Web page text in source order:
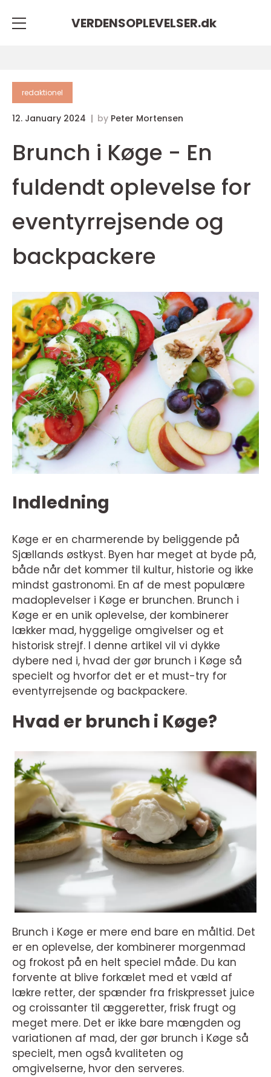
VERDENSOPLEVELSER.dk
redaktionel
12. January 2024 by Peter Mortensen
Brunch i Køge - En
fuldendt oplevelse for
eventyrrejsende og
backpackere
Indledning
Køge er en charmerende by beliggende på
Sjællands østkyst. Byen har meget at byde på,
både når det kommer til kultur, historie og ikke
mindst gastronomi. En af de mest populære
madoplevelser i Køge er brunchen. Brunch i
Køge er en unik oplevelse, der kombinerer
lækker mad, hyggelige omgivelser og et
historisk strejf. I denne artikel vil vi dykke
dybere ned i, hvad der gør brunch i Køge så
specielt og hvorfor det er et must-try for
eventyrrejsende og backpackere.
Hvad er brunch i Køge?
Brunch i Køge er mere end bare en måltid. Det
er en oplevelse, der kombinerer morgenmad
og frokost på en helt speciel måde. Du kan
forvente at blive forkælet med et væld af
lækre retter, der spænder fra friskpresset juice
og croissanter til æggeretter, frisk frugt og
meget mere. Det er ikke bare mængden og
variationen af mad, der gør brunch i Køge så
specielt, men også kvaliteten og
omgivelserne, hvor den serveres.